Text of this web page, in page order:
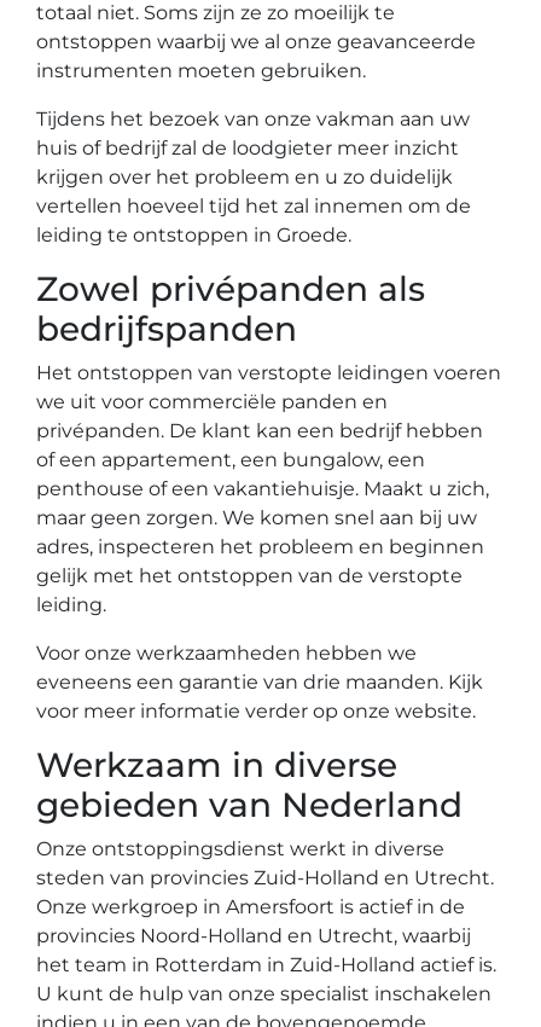
totaal niet. Soms zijn ze zo moeilijk te
ontstoppen waarbij we al onze geavanceerde
instrumenten moeten gebruiken.
Tijdens het bezoek van onze vakman aan uw
huis of bedrijf zal de loodgieter meer inzicht
krijgen over het probleem en u zo duidelijk
vertellen hoeveel tijd het zal innemen om de
leiding te ontstoppen in Groede.
Zowel privépanden als
bedrijfspanden
Het ontstoppen van verstopte leidingen voeren
we uit voor commerciële panden en
privépanden. De klant kan een bedrijf hebben
of een appartement, een bungalow, een
penthouse of een vakantiehuisje. Maakt u zich,
maar geen zorgen. We komen snel aan bij uw
adres, inspecteren het probleem en beginnen
gelijk met het ontstoppen van de verstopte
leiding.
Voor onze werkzaamheden hebben we
eveneens een garantie van drie maanden. Kijk
voor meer informatie verder op onze website.
Werkzaam in diverse
gebieden van Nederland
Onze ontstoppingsdienst werkt in diverse
steden van provincies Zuid-Holland en Utrecht.
Onze werkgroep in Amersfoort is actief in de
provincies Noord-Holland en Utrecht, waarbij
het team in Rotterdam in Zuid-Holland actief is.
U kunt de hulp van onze specialist inschakelen